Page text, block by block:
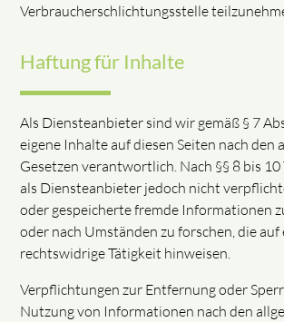
Verbraucherschlichtungsstelle
Haftung für Inhalte
Als Diensteanbieter sind wir gemäß § 7
eigene Inhalte auf diesen Seiten nach den
Gesetzen verantwortlich. Nach §§ 8 bis
als Diensteanbieter jedoch nicht
oder gespeicherte fremde Informationen
oder nach Umständen zu forschen, die auf
rechtswidrige Tätigkeit hinweisen.
Verpflichtungen zur Entfernung oder
Nutzung von Informationen nach den